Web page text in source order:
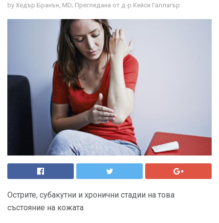
by Хедър Бранън, MD; Прегледана от д-р Кейси Галлагър
Острите, субакутни и хронични стадии на това
състояние на кожата